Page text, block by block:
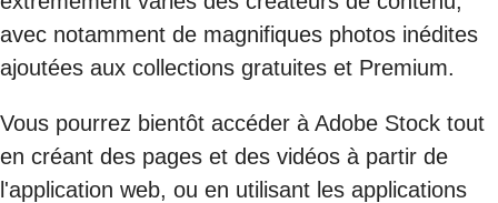
avec notamment de magnifiques photos inédites
ajoutées aux collections gratuites et Premium.
Vous pourrez bientôt accéder à Adobe Stock tout
en créant des pages et des vidéos à partir de
l'application web, ou en utilisant les applications